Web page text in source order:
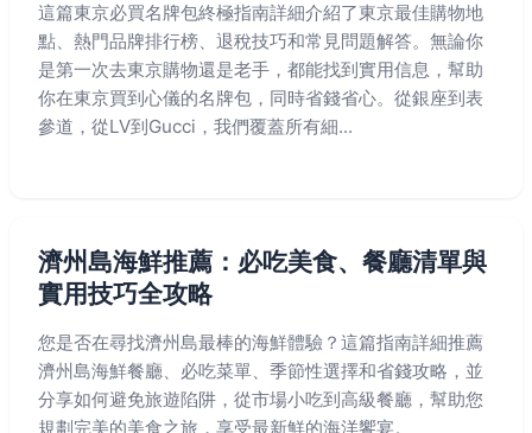
這篇東京必買名牌包終極指南詳細介紹了東京最佳購物地
點、熱門品牌排行榜、退稅技巧和常見問題解答。無論你
是第一次去東京購物還是老手，都能找到實用信息，幫助
你在東京買到心儀的名牌包，同時省錢省心。從銀座到表
參道，從LV到Gucci，我們覆蓋所有細...
濟州島海鮮推薦：必吃美食、餐廳清單與
實用技巧全攻略
您是否在尋找濟州島最棒的海鮮體驗？這篇指南詳細推薦
濟州島海鮮餐廳、必吃菜單、季節性選擇和省錢攻略，並
分享如何避免旅遊陷阱，從市場小吃到高級餐廳，幫助您
規劃完美的美食之旅，享受最新鮮的海洋饗宴。